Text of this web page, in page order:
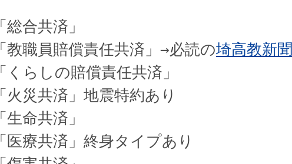
「教職員賠償責任共済」→必読の埼高教新
「くらしの賠償責任共済」
「生命共済」